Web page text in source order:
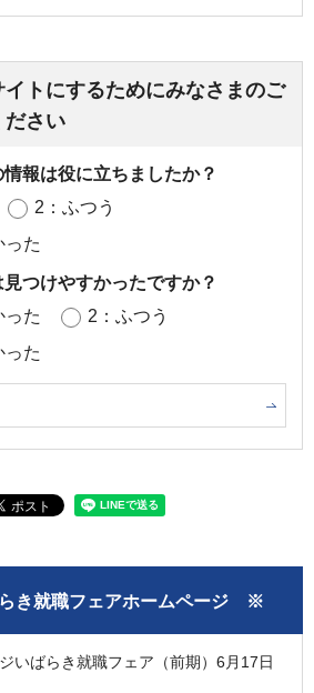
トにするためにみなさまのご
ださい
報は役に立ちましたか？
2：ふつう
った
つけやすかったですか？
った
2：ふつう
った
き就職フェアホームページ ※
いばらき就職フェア（前期）6月17日